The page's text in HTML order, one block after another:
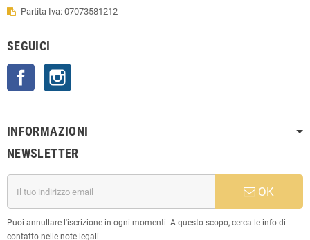
Partita Iva: 07073581212
SEGUICI
Facebook
INFORMAZIONI
NEWSLETTER
OK
Puoi annullare l'iscrizione in ogni momenti. A questo scopo, cerca le info di
contatto nelle note legali.